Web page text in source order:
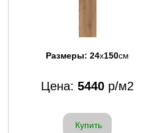
Размеры: 24x150см
Цена: 5440 р/м2
Купить